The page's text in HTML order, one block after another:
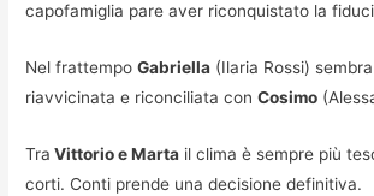
capofamiglia pare aver riconquistato la
Nel frattempoGabriella (Ilaria Rossi)
riavvicinata e riconciliata conCosimo
Tra Vittorio e Marta il clima è sempre più
corti. Conti prende una decisione definitiva.